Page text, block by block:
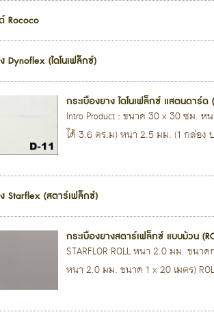
Rococo
Dynoflex (ไดโนเฟล็กซ์)
กระเบื้องยาง ไดโนเฟล็กซ์ แสตนดาร์
Intro Product : ขนาด 30 x 30 ซม.
ได้ 3.6 ตร.ม) หนา 2.5 มม. (1 กล่อง
Starflex (สตาร์เฟล็กซ์)
กระเบื้องยางสตาร์เฟล็กซ์ แบบม้วน
STARFLOR ROLL หนา 2.0 มม. ขนา
หนา 2.0 มม. ขนาด 1 x 20 เมตร)